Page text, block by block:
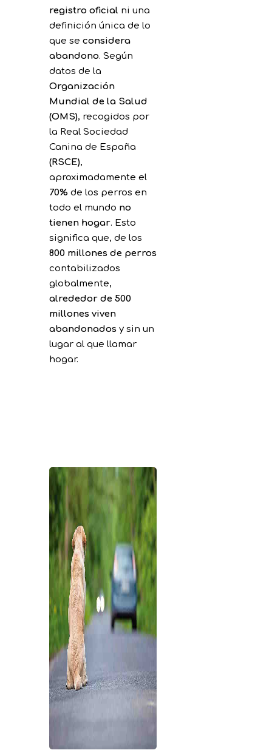
registro oficial ni una
definición única de lo
que se considera
abandono. Según
datos de la
Organización
Mundial de la Salud
(OMS), recogidos por
la Real Sociedad
Canina de España
(RSCE),
aproximadamente el
70% de los perros en
todo el mundo no
tienen hogar. Esto
significa que, de los
800 millones de perros
contabilizados
globalmente,
alrededor de 500
millones viven
abandonadosy sin un
lugar al que llamar
hogar.